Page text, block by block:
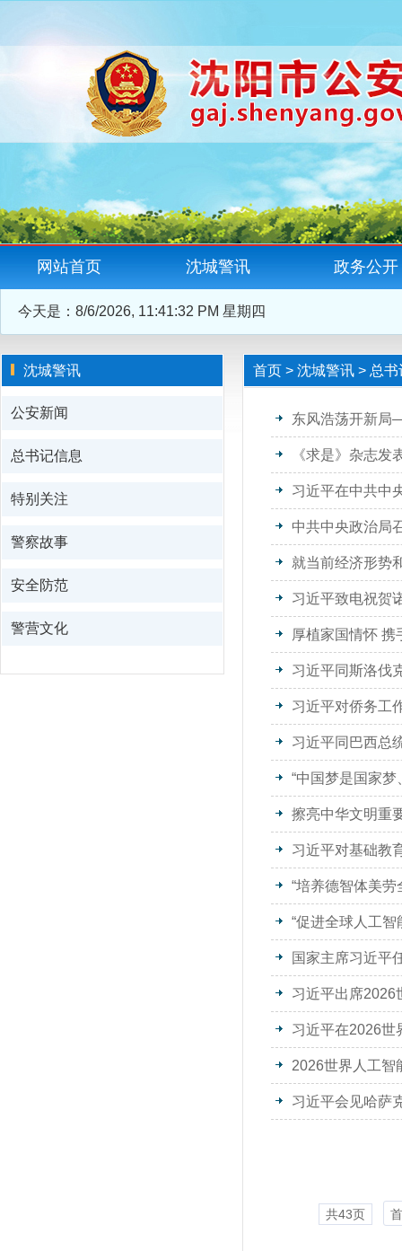
网站首页 沈城警讯 政务公开
今天是： 8/6/2026, 11:41:32 PM 星期四
沈城警讯
公安新闻
总书记信息
特别关注
警察故事
安全防范
警营文化
首页 > 沈城警讯 > 总书
东风浩荡开新局
《求是》杂志
就当前经济形势
习近平致电祝贺
习近平同斯洛伐
习近平对侨务工
习近平同巴西总
擦亮中华文明重
习近平对基础教
国家主席习近平
习近平出席2026
习近平在2026世
2026世界人工智
习近平会见哈萨
共43页